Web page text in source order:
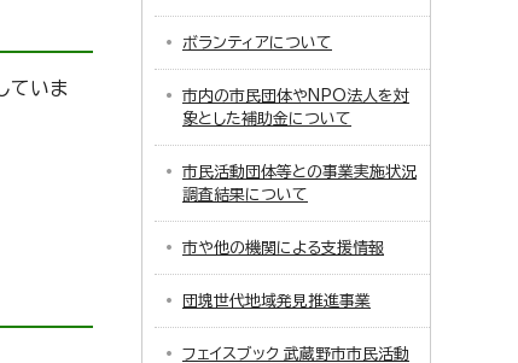
ていま
ボランティアについて
市内の市民団体やNPO法人を対
象とした補助金について
市民活動団体等との事業実施状況
調査結果について
市や他の機関による支援情報
団塊世代地域発見推進事業
フェイスブック 武蔵野市市民活動